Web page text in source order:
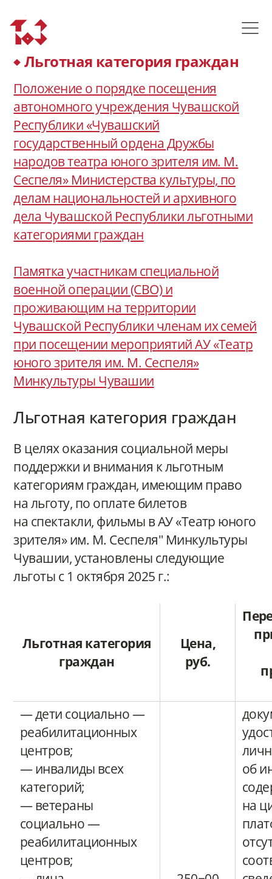
Льготная категория граждан
Положение о порядке посещения
автономного учреждения Чувашской
Республики «Чувашский
государственный ордена Дружбы
народов театра юного зрителя им. М.
Сеспеля» Министерства культуры, по
делам национальностей и архивного
дела Чувашской Республики льготными
категориями граждан
Памятка участникам специальной
военной операции (СВО) и
проживающим на территории
Чувашской Республики членам их семей
при посещении мероприятий АУ «Театр
юного зрителя им. М. Сеспеля»
Минкультуры Чувашии
Льготная категория граждан
В целях оказания социальной меры
поддержки и внимания к льготным
категориям граждан, имеющим право
на льготу, по оплате билетов
на спектакли, фильмы в АУ «Театр юного
зрителя» им. М. Сеспеля" Минкультуры
Чувашии, установлены следующие
льготы с 1 октября 2025 г.:
Льготная категория
граждан
Цена,
руб.
— дети социально —
реабилитационных
центров;
— инвалиды всех
категорий;
— ветераны
социально —
реабилитационных
центров;
об
на